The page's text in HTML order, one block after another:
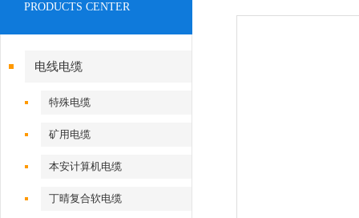
PRODUCTS CENTER
电线电缆
特殊电缆
矿用电缆
本安计算机电缆
丁晴复合软电缆